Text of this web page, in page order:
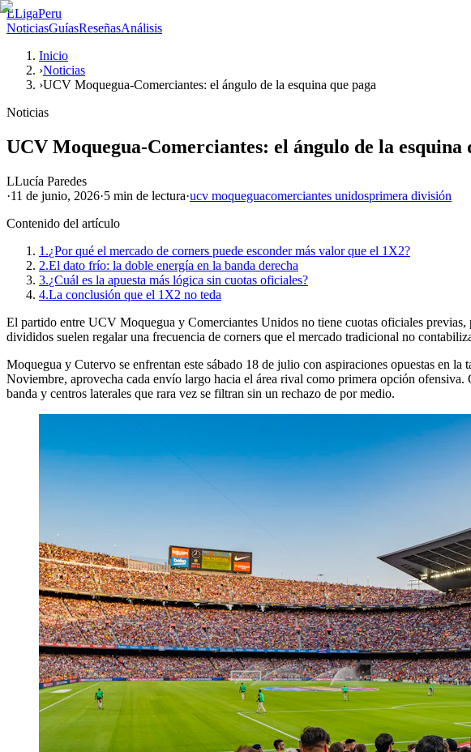
LLigaPeru
NoticiasGuíasReseñasAnálisis
Inicio
›Noticias
›UCV Moquegua-Comerciantes: el ángulo de la esquina que paga
Noticias
UCV Moquegua-Comerciantes: el ángulo de la esquina
LLucía Paredes
·11 de junio, 2026·5 min de lectura·ucv moqueguacomerciantes unidosprimera división
Contenido del artículo
1.¿Por qué el mercado de corners puede esconder más valor que el 1X2?
2.El dato frío: la doble energía en la banda derecha
3.¿Cuál es la apuesta más lógica sin cuotas oficiales?
4.La conclusión que el 1X2 no teda
El partido entre UCV Moquegua y Comerciantes Unidos no tiene cuotas oficiales
divididos suelen regalar una frecuencia de corners que el mercado tradicional no
Moquegua y Cutervo se enfrentan este sábado 18 de julio con aspiraciones opuestas en
Noviembre, aprovecha cada envío largo hacia el área rival como primera opción
banda y centros laterales que rara vez se filtran sin un rechazo de por medio.